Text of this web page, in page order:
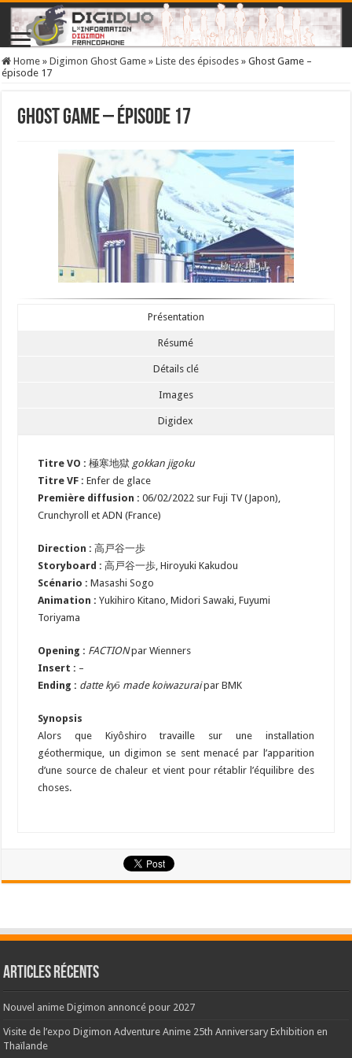
Home » Digimon Ghost Game » Liste des épisodes » Ghost Game –
épisode 17
Ghost Game – épisode 17
Présentation
Résumé
Détails clé
Images
Digidex
Titre VO : 極寒地獄 gokkan jigoku
Titre VF : Enfer de glace
Première diffusion : 06/02/2022 sur Fuji TV (Japon),
Crunchyroll et ADN (France)
Direction : 高戸谷一歩
Storyboard : 高戸谷一歩, Hiroyuki Kakudou
Scénario : Masashi Sogo
Animation : Yukihiro Kitano, Midori Sawaki, Fuyumi
Toriyama
Opening : FACTIONpar Wienners
Insert : –
Ending : datte kyō made koiwazuraipar BMK
Synopsis
Alors que Kiyôshiro travaille sur une installation
géothermique, un digimon se sent menacé par l’apparition
d’une source de chaleur et vient pour rétablir l’équilibre des
choses.
Articles récents
Nouvel anime Digimon annoncé pour 2027
Visite de l’expo Digimon Adventure Anime 25th Anniversary Exhibition en
Thaïlande